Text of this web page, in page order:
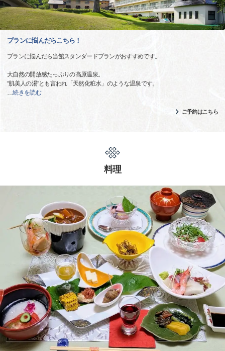
プランに悩んだらこちら！
プランに悩んだら当館スタンダードプランがおすすめです。
大自然の開放感たっぷりの高原温泉。
“肌美人の湯”とも言われ「天然化粧水」のような温泉です。
…続きを読む
ご予約はこちら
料理